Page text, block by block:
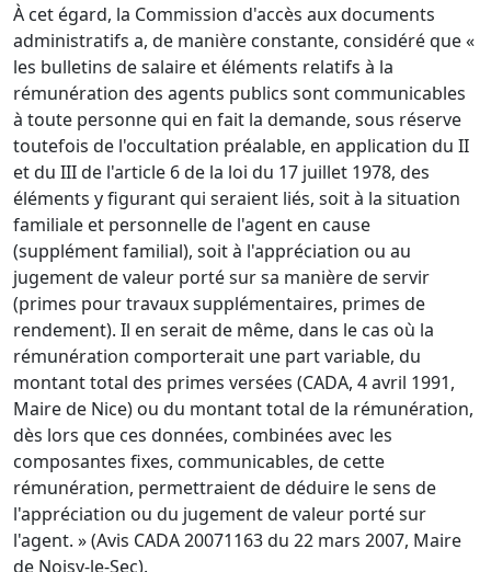
À cet égard, la Commission d'accès aux documents
administratifs a, de manière constante, considéré que «
les bulletins de salaire et éléments relatifs à la
rémunération des agents publics sont communicables
à toute personne qui en fait la demande, sous réserve
toutefois de l'occultation préalable, en application du II
et du III de l'article 6 de la loi du 17 juillet 1978, des
éléments y figurant qui seraient liés, soit à la situation
familiale et personnelle de l'agent en cause
(supplément familial), soit à l'appréciation ou au
jugement de valeur porté sur sa manière de servir
(primes pour travaux supplémentaires, primes de
rendement). Il en serait de même, dans le cas où la
rémunération comporterait une part variable, du
montant total des primes versées (CADA, 4 avril 1991,
Maire de Nice) ou du montant total de la rémunération,
dès lors que ces données, combinées avec les
composantes fixes, communicables, de cette
rémunération, permettraient de déduire le sens de
l'appréciation ou du jugement de valeur porté sur
l'agent. » (Avis CADA 20071163 du 22 mars 2007, Maire
de Noisy-le-Sec).